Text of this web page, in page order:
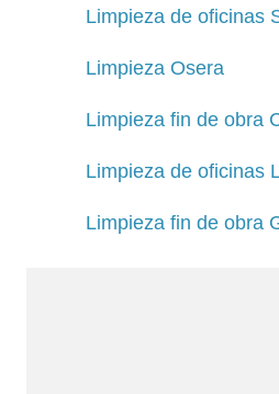
Limpieza de oficinas
Limpieza Osera
Limpieza fin de obra
Limpieza de oficinas
Limpieza fin de obra